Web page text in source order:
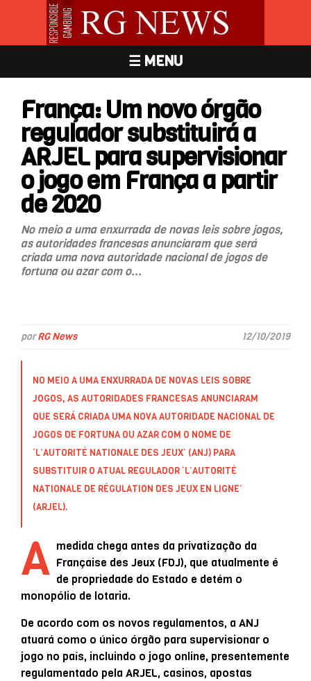
☰ MENU
França: Um novo órgão
regulador substituirá a
ARJEL para supervisionar
o jogo em França a partir
de 2020
No meio a uma enxurrada de novas leis sobre jogos,
as autoridades francesas anunciaram que será
criada uma nova autoridade nacional de jogos de
fortuna ou azar com o...
porRG News 12/10/2019
NO MEIO A UMA ENXURRADA DE NOVAS LEIS SOBRE
JOGOS, AS AUTORIDADES FRANCESAS ANUNCIARAM
QUE SERÁ CRIADA UMA NOVA AUTORIDADE NACIONAL DE
JOGOS DE FORTUNA OU AZAR COM O NOME DE
‘L’AUTORITÉ NATIONALE DES JEUX’ (ANJ) PARA
SUBSTITUIR O ATUAL REGULADOR ‘L’AUTORITÉ
NATIONALE DE RÉGULATION DES JEUX EN LIGNE’
(ARJEL).
A medida chega antes da privatização da
Française des Jeux (FDJ), que atualmente é
de propriedade do Estado e detém o
monopólio de lotaria.
De acordo com os novos regulamentos, a ANJ
atuará como o único órgão para supervisionar o
jogo no país, incluindo o jogo online, presentemente
regulamentado pela ARJEL, casinos, apostas